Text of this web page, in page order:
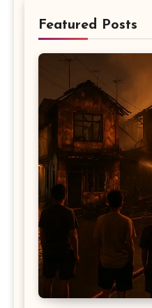
Featured Posts